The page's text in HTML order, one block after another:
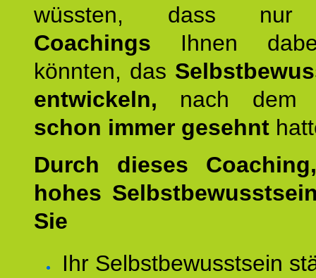
wüssten, dass
Coachings Ihnen
könnten, das
entwickeln, nach dem
schon immer gesehnt
Durch dieses
hohes
Sie
Ihr Selbstbewusstsein